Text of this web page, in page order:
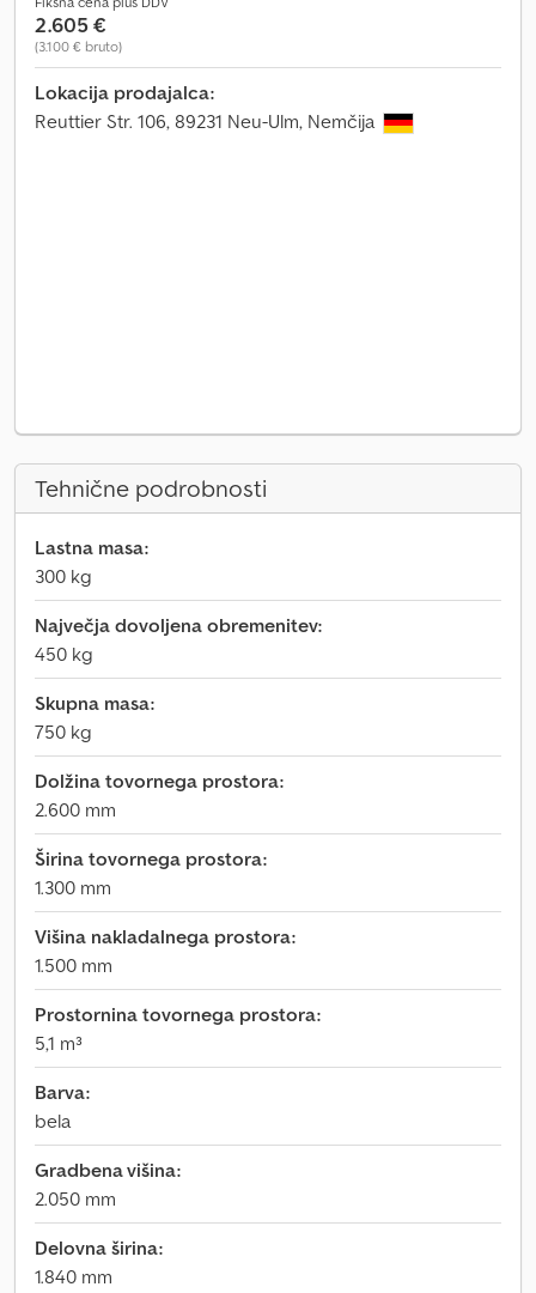
2.605 €
(3.100 € bruto)
Lokacija prodajalca:
Reuttier Str. 106, 89231 Neu-Ulm, Nemčija
Tehnične podrobnosti
Lastna masa:
300 kg
Največja dovoljena obremenitev:
450 kg
Skupna masa:
750 kg
Dolžina tovornega prostora:
2.600 mm
Širina tovornega prostora:
1.300 mm
Višina nakladalnega prostora:
1.500 mm
Prostornina tovornega prostora:
5,1 m³
Barva:
bela
Gradbena višina:
2.050 mm
Delovna širina:
1.840 mm